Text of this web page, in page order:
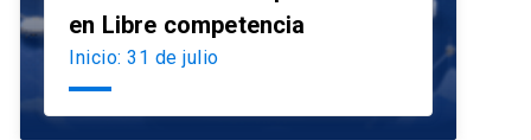
en Libre competencia
Inicio: 31 de julio